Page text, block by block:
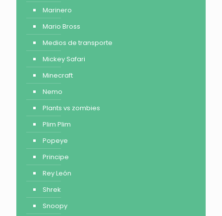
Marinero
Mario Bross
Medios de transporte
Mickey Safari
Minecraft
Nemo
Plants vs zombies
Plim Plim
Popeye
Principe
Rey León
Shrek
Snoopy